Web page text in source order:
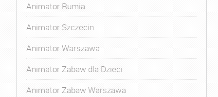
Animator Rumia
Animator Szczecin
Animator Warszawa
Animator Zabaw dla Dzieci
Animator Zabaw Warszawa